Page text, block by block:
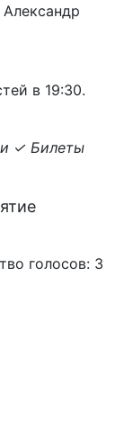
в 19:30.
✓ Билеты
голосов: 3